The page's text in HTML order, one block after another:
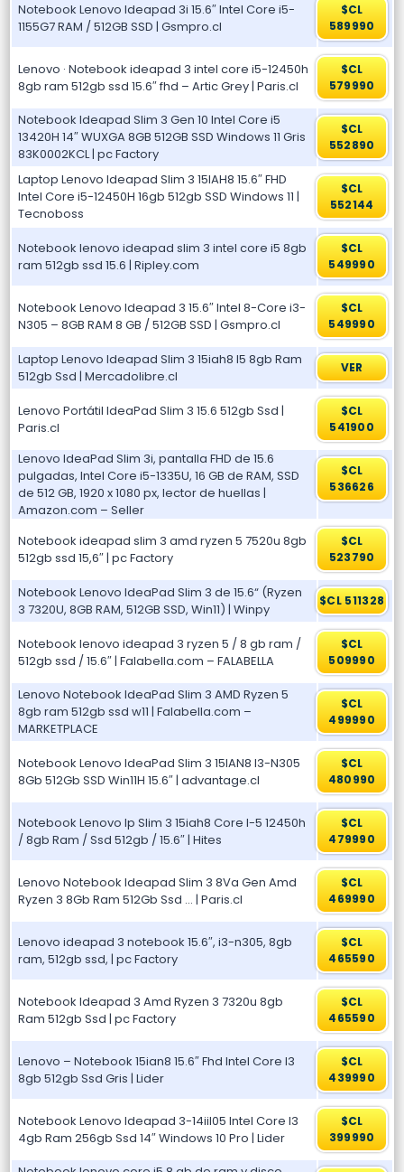
Notebook Lenovo Ideapad 3i 15.6″ Intel Core i5-
1155G7 RAM / 512GB SSD | Gsmpro.cl
$CL
589990
Lenovo · Notebook ideapad 3 intel core i5-12450h
8gb ram 512gb ssd 15.6″ fhd – Artic Grey | Paris.cl
$CL
579990
Notebook Ideapad Slim 3 Gen 10 Intel Core i5
13420H 14″ WUXGA 8GB 512GB SSD Windows 11 Gris
83K0002KCL | pc Factory
$CL
552890
Laptop Lenovo Ideapad Slim 3 15IAH8 15.6″ FHD
Intel Core i5-12450H 16gb 512gb SSD Windows 11 |
Tecnoboss
$CL
552144
Notebook lenovo ideapad slim 3 intel core i5 8gb
ram 512gb ssd 15.6 | Ripley.com
$CL
549990
Notebook Lenovo Ideapad 3 15.6″ Intel 8-Core i3-
N305 – 8GB RAM 8 GB / 512GB SSD | Gsmpro.cl
$CL
549990
Laptop Lenovo Ideapad Slim 3 15iah8 I5 8gb Ram
512gb Ssd | Mercadolibre.cl
VER
Lenovo Portátil IdeaPad Slim 3 15.6 512gb Ssd |
Paris.cl
$CL
541900
Lenovo IdeaPad Slim 3i, pantalla FHD de 15.6
pulgadas, Intel Core i5-1335U, 16 GB de RAM, SSD
de 512 GB, 1920 x 1080 px, lector de huellas |
Amazon.com – Seller
$CL
536626
Notebook ideapad slim 3 amd ryzen 5 7520u 8gb
512gb ssd 15,6″ | pc Factory
$CL
523790
Notebook Lenovo IdeaPad Slim 3 de 15.6“ (Ryzen
3 7320U, 8GB RAM, 512GB SSD, Win11) | Winpy
$CL 511328
Notebook lenovo ideapad 3 ryzen 5 / 8 gb ram /
512gb ssd / 15.6″ | Falabella.com – FALABELLA
$CL
509990
Lenovo Notebook IdeaPad Slim 3 AMD Ryzen 5
8gb ram 512gb ssd w11 | Falabella.com –
MARKETPLACE
$CL
499990
Notebook Lenovo IdeaPad Slim 3 15IAN8 I3-N305
8Gb 512Gb SSD Win11H 15.6″ | advantage.cl
$CL
480990
Notebook Lenovo Ip Slim 3 15iah8 Core I-5 12450h
/ 8gb Ram / Ssd 512gb / 15.6″ | Hites
$CL
479990
Lenovo Notebook Ideapad Slim 3 8Va Gen Amd
Ryzen 3 8Gb Ram 512Gb Ssd … | Paris.cl
$CL
469990
Lenovo ideapad 3 notebook 15.6″, i3-n305, 8gb
ram, 512gb ssd, | pc Factory
$CL
465590
Notebook Ideapad 3 Amd Ryzen 3 7320u 8gb
Ram 512gb Ssd | pc Factory
$CL
465590
Lenovo – Notebook 15ian8 15.6″ Fhd Intel Core I3
8gb 512gb Ssd Gris | Lider
$CL
439990
Notebook Lenovo Ideapad 3-14iil05 Intel Core I3
4gb Ram 256gb Ssd 14″ Windows 10 Pro | Lider
$CL
399990